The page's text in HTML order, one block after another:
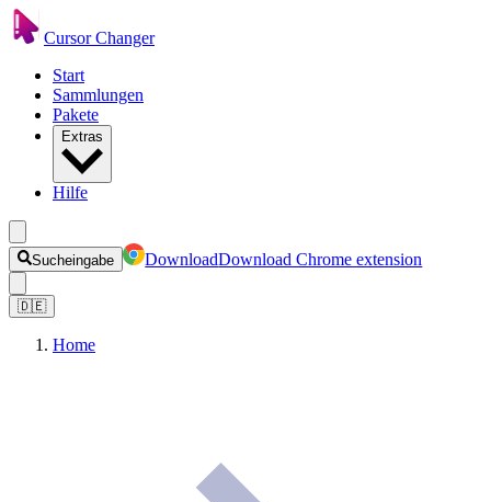
Cursor Changer
Start
Sammlungen
Pakete
Extras
Hilfe
Sucheingabe DownloadDownload Chrome extension
🇩🇪
Home